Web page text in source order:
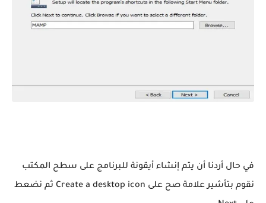
في حال أردنا أن يتم إنشاء أيقونة للبرنامج على سطح المكتب
نقوم بتأشير علامة صح على Create a desktop icon ثم نضعط